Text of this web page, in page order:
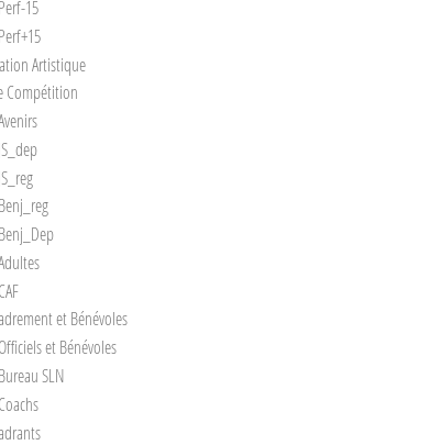
Perf-15
Perf+15
Artistique
Compétition
JS_dep
JS_reg
Benj_reg
Benj_Dep
CAF
et Bénévoles
Officiels et Bénévoles
Bureau SLN
Coachs